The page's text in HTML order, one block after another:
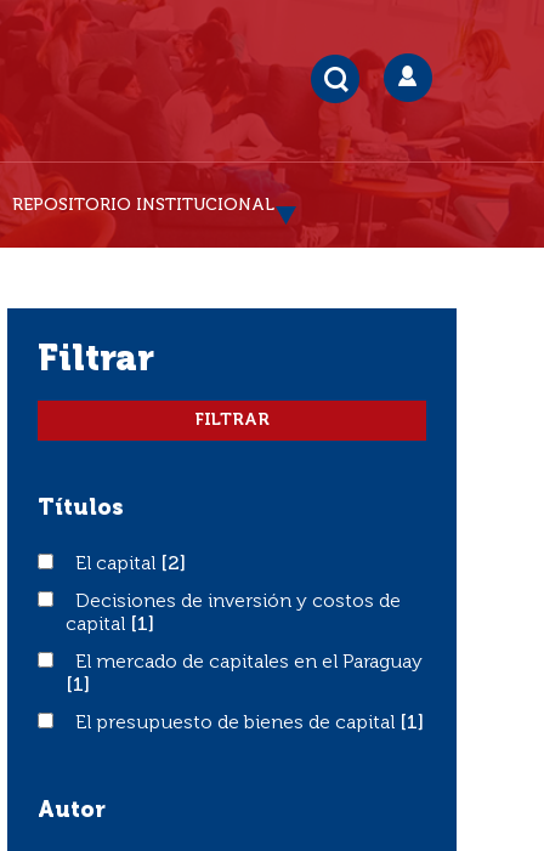
REPOSITORIO INSTITUCIONAL
filtrar
Títulos
El capitalEl capital
[2]
Decisiones de inversión y costos de capital
Decisiones de inversión y costos de
capital
[1]
El mercado de capitales en el Paraguay
El mercado de capitales en el Paraguay
[1]
El presupuesto de bienes de capital
El presupuesto de bienes de capital [1]
Autor